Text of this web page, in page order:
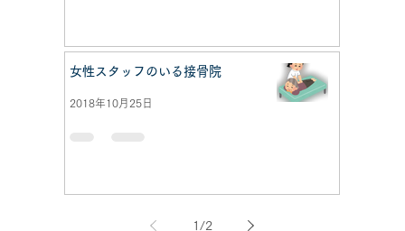
女性スタッフのいる接骨院
2018年10月25日
1 /2